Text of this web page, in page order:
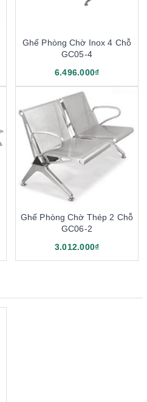
Ghế Phòng Chờ Inox 4 Chỗ
GC05-4
6.496.000₫
Ghế Phòng Chờ Thép 2 Chỗ
GC06-2
3.012.000₫